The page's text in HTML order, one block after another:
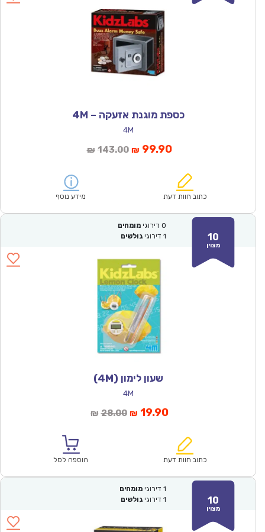
כספת מוגנת אזעקה – 4M
4M
₪ 143.00המחיר
₪143.00.
₪ 99.90המחיר
הוא:
כתוב חוות דעת מידע נוסף
10
מצוין
0 דירוגי מומחים
1 דירוגי גולשים
שעון לימון (4M)
4M
₪ 28.00המחיר
₪28.00.
₪ 19.90המחיר
הוא:
₪19.90.כתוב חוות דעת הוספה לסל
10
מצוין
1 דירוגי מומחים
1 דירוגי גולשים